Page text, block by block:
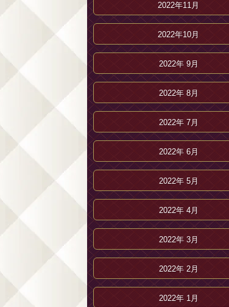
2022年11月
2022年10月
2022年 9月
2022年 8月
2022年 7月
2022年 6月
2022年 5月
2022年 4月
2022年 3月
2022年 2月
2022年 1月